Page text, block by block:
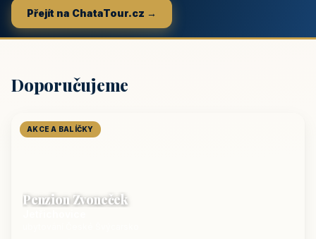
Přejít na ChataTour.cz →
Doporučujeme
AKCE A BALÍČKY
Penzion Zvoneček